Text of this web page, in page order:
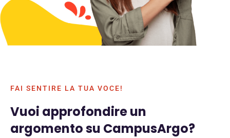
FAI SENTIRE LA TUA VOCE!
Vuoi approfondire un
argomento su CampusArgo?